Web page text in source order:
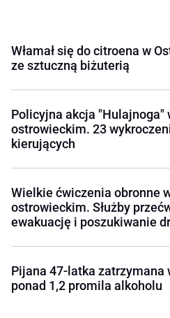
Włamał się do citroena w
ze sztuczną biżuterią
Policyjna akcja "Hulajnoga"
ostrowieckim. 23
kierujących
Wielkie ćwiczenia obronne
ostrowieckim. Służby
ewakuację i poszukiwanie
Pijana 47-latka zatrzymana
ponad 1,2 promila alkoholu